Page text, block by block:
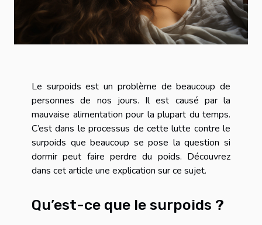
Le surpoids est un problème de beaucoup de
personnes de nos jours. Il est causé par la
mauvaise alimentation pour la plupart du temps.
C’est dans le processus de cette lutte contre le
surpoids que beaucoup se pose la question si
dormir peut faire perdre du poids. Découvrez
dans cet article une explication sur ce sujet.
Qu’est-ce que le surpoids ?